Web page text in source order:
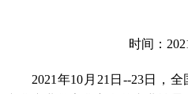
时间：
2021年10月21日--23日，